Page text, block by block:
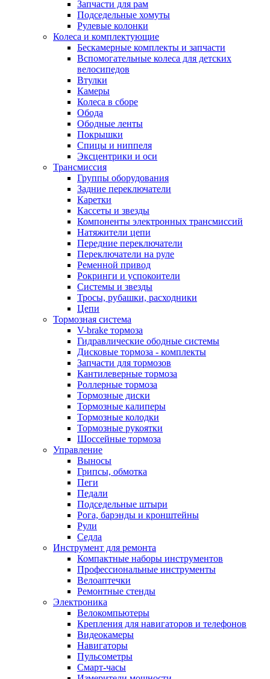
Запчасти для рам
Подседельные хомуты
Рулевые колонки
Колеса и комплектующие
Бескамерные комплекты и запчасти
Вспомогательные колеса для детских
велосипедов
Втулки
Камеры
Колеса в сборе
Обода
Ободные ленты
Покрышки
Спицы и ниппеля
Эксцентрики и оси
Трансмиссия
Группы оборудования
Задние переключатели
Каретки
Кассеты и звезды
Компоненты электронных трансмиссий
Натяжители цепи
Передние переключатели
Переключатели на руле
Ременной привод
Рокринги и успокоители
Системы и звезды
Тросы, рубашки, расходники
Цепи
Тормозная система
V-brake тормоза
Гидравлические ободные системы
Дисковые тормоза - комплекты
Запчасти для тормозов
Кантилеверные тормоза
Роллерные тормоза
Тормозные диски
Тормозные калиперы
Тормозные колодки
Тормозные рукоятки
Шоссейные тормоза
Управление
Выносы
Грипсы, обмотка
Пеги
Педали
Подседельные штыри
Рога, барэнды и кронштейны
Рули
Седла
Инструмент для ремонта
Компактные наборы инструментов
Профессиональные инструменты
Велоаптечки
Ремонтные стенды
Электроника
Велокомпьютеры
Крепления для навигаторов и телефонов
Видеокамеры
Навигаторы
Пульсометры
Смарт-часы